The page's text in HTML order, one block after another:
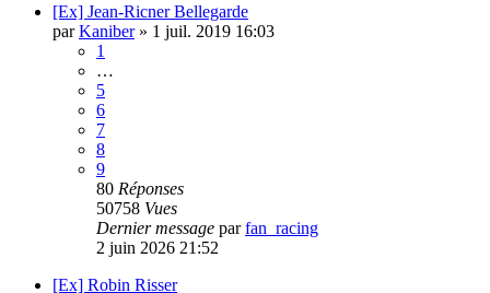
[Ex] Jean-Ricner Bellegarde
parKaniber» 1 juil. 2019 16:03
1
…
5
6
7
8
9
80 Réponses
50758 Vues
Dernier message parfan_racing
2 juin 2026 21:52
[Ex] Robin Risser